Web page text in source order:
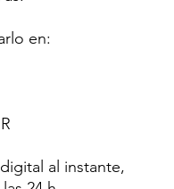
en:
al instante,